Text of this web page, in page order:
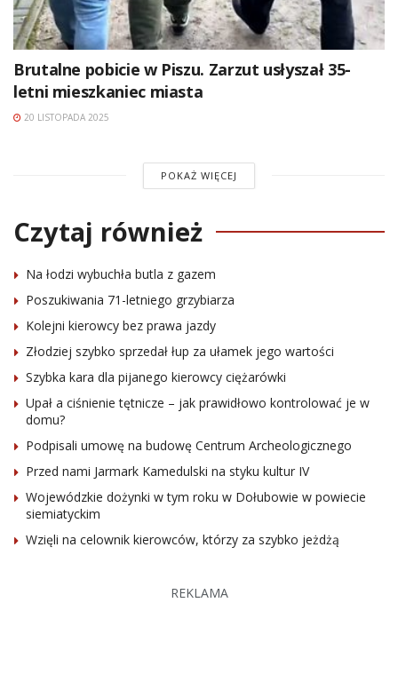
Brutalne pobicie w Piszu. Zarzut usłyszał 35-
letni mieszkaniec miasta
20 LISTOPADA 2025
POKAŻ WIĘCEJ
Czytaj również
Na łodzi wybuchła butla z gazem
Poszukiwania 71-letniego grzybiarza
Kolejni kierowcy bez prawa jazdy
Złodziej szybko sprzedał łup za ułamek jego wartości
Szybka kara dla pijanego kierowcy ciężarówki
Upał a ciśnienie tętnicze – jak prawidłowo kontrolować je w
domu?
Podpisali umowę na budowę Centrum Archeologicznego
Przed nami Jarmark Kamedulski na styku kultur IV
Wojewódzkie dożynki w tym roku w Dołubowie w powiecie
siemiatyckim
Wzięli na celownik kierowców, którzy za szybko jeżdżą
REKLAMA